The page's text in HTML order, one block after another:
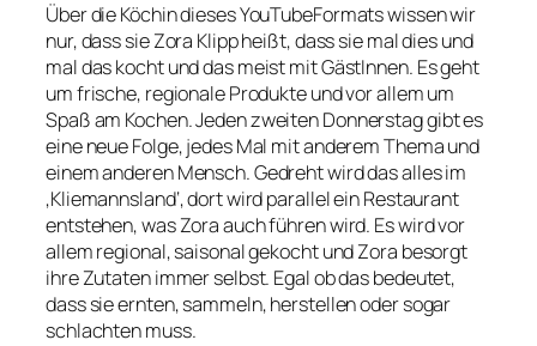
Über die Köchin dieses YouTubeFormats wissen wir
nur, dass sie Zora Klipp heißt, dass sie mal dies und
mal das kocht und das meist mit GästInnen. Es geht
um frische, regionale Produkte und vor allem um
Spaß am Kochen. Jeden zweiten Donnerstag gibt es
eine neue Folge, jedes Mal mit anderem Thema und
einem anderen Mensch. Gedreht wird das alles im
‚Kliemannsland‘, dort wird parallel ein Restaurant
entstehen, was Zora auch führen wird. Es wird vor
allem regional, saisonal gekocht und Zora besorgt
ihre Zutaten immer selbst. Egal ob das bedeutet,
dass sie ernten, sammeln, herstellen oder sogar
schlachten muss.